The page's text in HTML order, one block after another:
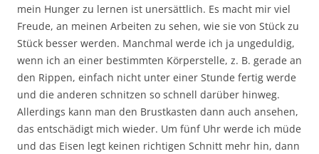
mein Hunger zu lernen ist unersättlich. Es macht mir viel
Freude, an meinen Arbeiten zu sehen, wie sie von Stück zu
Stück besser werden. Manchmal werde ich ja ungeduldig,
wenn ich an einer bestimmten Körperstelle, z. B. gerade an
den Rippen, einfach nicht unter einer Stunde fertig werde
und die anderen schnitzen so schnell darüber hinweg.
Allerdings kann man den Brustkasten dann auch ansehen,
das entschädigt mich wieder. Um fünf Uhr werde ich müde
und das Eisen legt keinen richtigen Schnitt mehr hin, dann